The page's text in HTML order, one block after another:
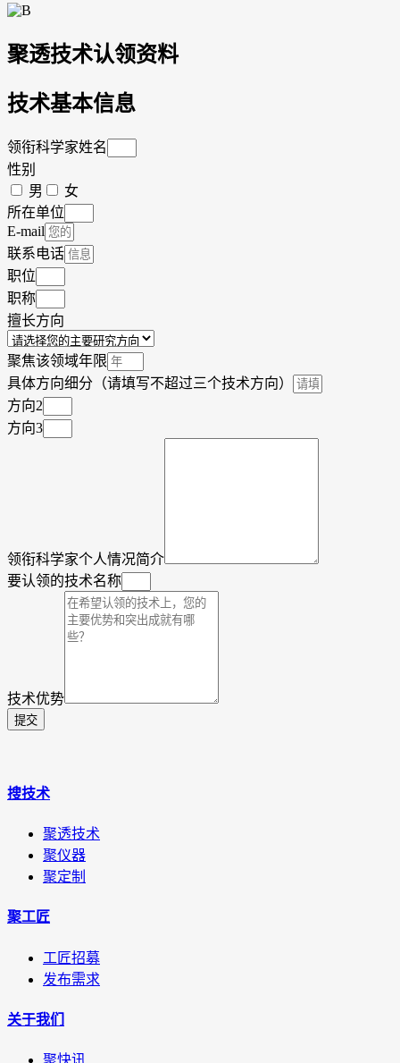
聚透技术认领资料
技术基本信息
领衔科学家姓名
性别
男
女
所在单位
E-mail
联系电话
职位
职称
擅长方向
聚焦该领域年限
具体方向细分（请填写不超过三个技术方向）
方向2
方向3
领衔科学家个人情况简介
要认领的技术名称
技术优势
提交
搜技术
聚透技术
聚仪器
聚定制
聚工匠
工匠招募
发布需求
关于我们